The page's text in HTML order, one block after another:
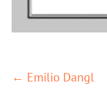
POSTS
← Emilio Dangl